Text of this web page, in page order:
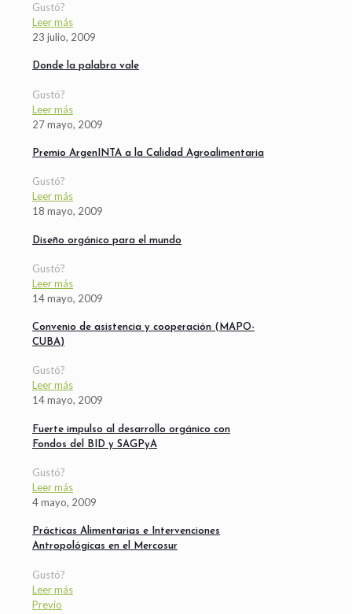
Gustó?
Leer más
23 julio, 2009
Donde la palabra vale
Gustó?
Leer más
27 mayo, 2009
Premio ArgenINTA a la Calidad Agroalimentaria
Gustó?
Leer más
18 mayo, 2009
Diseño orgánico para el mundo
Gustó?
Leer más
14 mayo, 2009
Convenio de asistencia y cooperación (MAPO-
CUBA)
Gustó?
Leer más
14 mayo, 2009
Fuerte impulso al desarrollo orgánico con
Fondos del BID y SAGPyA
Gustó?
Leer más
4 mayo, 2009
Prácticas Alimentarias e Intervenciones
Antropológicas en el Mercosur
Gustó?
Leer más
Previo